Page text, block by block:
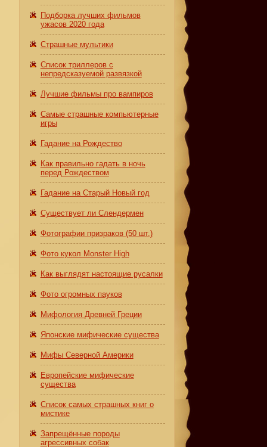
Подборка лучших фильмов
ужасов 2020 года
Страшные мультики
Список триллеров с
непредсказуемой развязкой
Лучшие фильмы про вампиров
Самые страшные компьютерные
игры
Гадание на Рождество
Как правильно гадать в ночь
перед Рождеством
Гадание на Старый Новый год
Существует ли Слендермен
Фотографии призраков (50 шт.)
Фото кукол Monster High
Как выглядят настоящие русалки
Фото огромных пауков
Мифология Древней Греции
Японские мифические существа
Мифы Северной Америки
Европейские мифические
существа
Список самых страшных книг о
мистике
Запрещённые породы
агрессивных собак